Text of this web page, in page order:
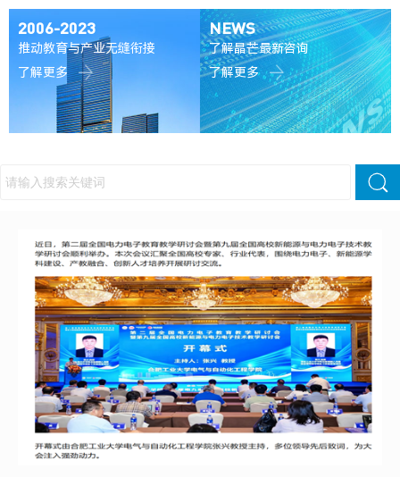
2006-2023
推动教育与产业无缝衔接
了解更多
NEWS
了解晶芒最新咨询
了解更多